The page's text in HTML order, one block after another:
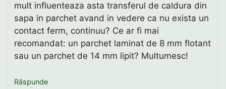
mult influenteaza asta transferul de caldura din
sapa in parchet avand in vedere ca nu exista un
contact ferm, continuu? Ce ar fi mai
recomandat: un parchet laminat de 8 mm flotant
sau un parchet de 14 mm lipit? Multumesc!
Răspunde